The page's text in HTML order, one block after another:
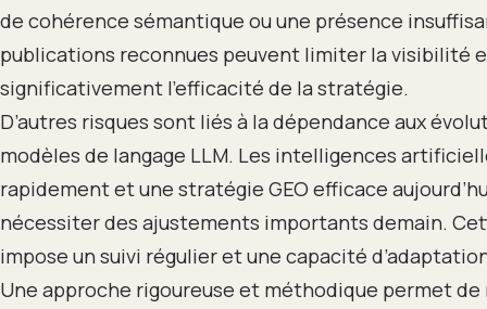
de cohérence sémantique ou une présence
publications reconnues peuvent limiter la visibilité
significativement l’efficacité de la stratégie.
D’autres risques sont liés à la dépendance aux
modèles de langage LLM. Les intelligences
rapidement et une stratégie GEO efficace
nécessiter des ajustements importants demain.
impose un suivi régulier et une capacité
Une approche rigoureuse et méthodique permet